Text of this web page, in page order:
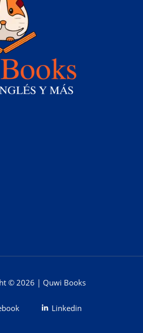
© 2026 | Quwi Books
Linkedin